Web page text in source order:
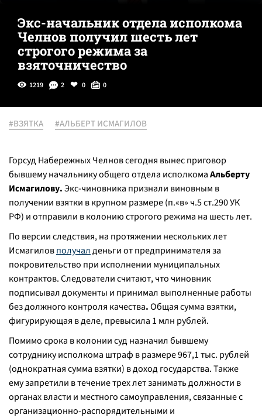
Экс-начальник отдела исполкома
Челнов получил шесть лет
строгого режима за
взяточничество
1219 2 0 0
#ВЗЯТКА #АЛЬБЕРТ ИСМАГИЛОВ
Горсуд Набережных Челнов сегодня вынес приговор
бывшему начальнику общего отдела исполкомаАльберту
Исмагилову.Экс-чиновника признали виновным в
получении взятки в крупном размере (п.«в» ч.5 ст.290 УК
РФ) и отправили в колонию строгого режима на шесть лет.
По версии следствия, на протяжении нескольких лет
Исмагиловполучалденьги от предпринимателя за
покровительство при исполнении муниципальных
контрактов. Следователи считают, что чиновник
подписывал документы и принимал выполненные работы
без должного контроля качества.Общая сумма взятки,
фигурирующая в деле, превысила 1 млн рублей.
Помимо срока в колонии суд назначил бывшему
сотруднику исполкома штраф в размере 967,1 тыс. рублей
(однократная сумма взятки) в доход государства. Также
ему запретили в течение трех лет занимать должности в
органах власти и местного самоуправления, связанные с
организационно-распорядительными и